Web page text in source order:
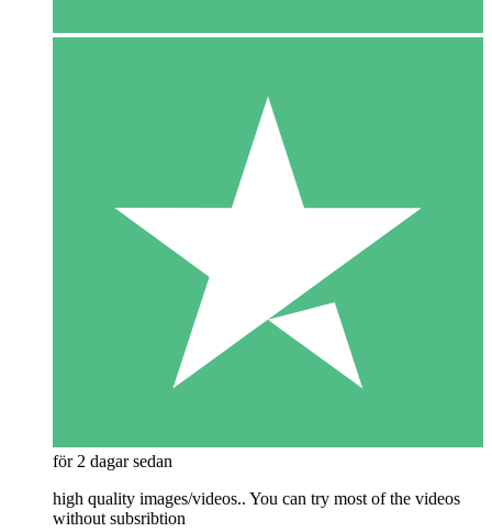
för 2 dagar sedan
high quality images/videos.. You can try most of the videos
without subsribtion